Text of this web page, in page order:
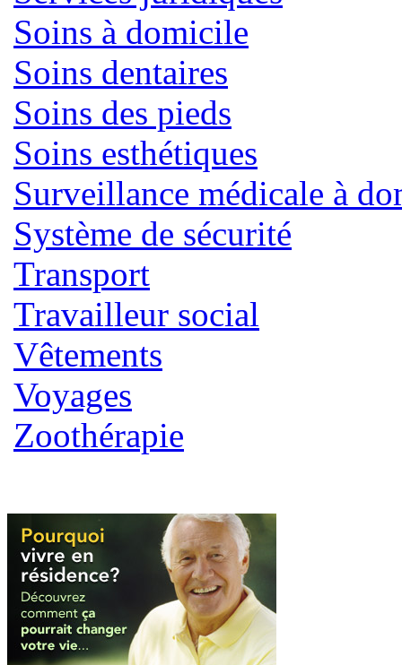
Soins à domicile
Soins dentaires
Soins des pieds
Soins esthétiques
Surveillance médicale à
Système de sécurité
Transport
Travailleur social
Vêtements
Voyages
Zoothérapie